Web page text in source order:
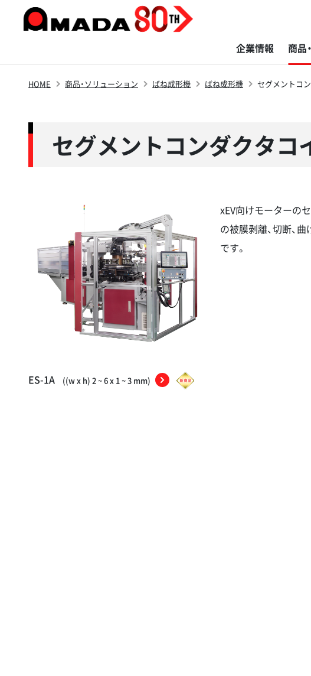
企業情報
コーポレ
会社概要
アマダグ
商品
鉄構加工機
微細溶接機
販売・サ
加工技術
個人投資
IRニュース
財務ハイ
基本的な
マテリア
環境
HOME 商品・ソリューション ばね成形機 ばね成形機 セグメントコ
セグメントコンダクタコ
xEV向けモーターの
の被膜剥離、切断、
です。
ES-1A ((w x h) 2 ~ 6 x 1 ~ 3 mm)